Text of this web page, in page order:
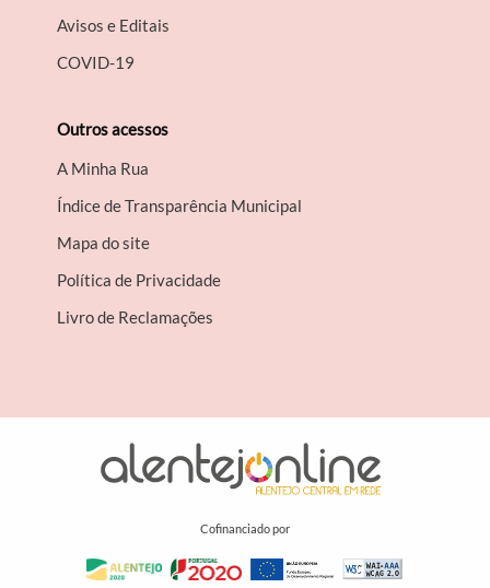
Avisos e Editais
COVID-19
Outros acessos
A Minha Rua
Índice de Transparência Municipal
Mapa do site
Política de Privacidade
Livro de Reclamações
Cofinanciado por